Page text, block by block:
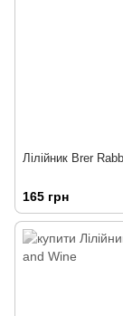
Лілійник Brer
165 грн